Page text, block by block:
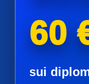
60
sui